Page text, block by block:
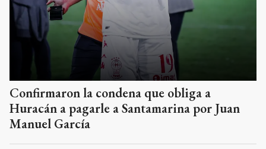
Confirmaron la condena que obliga a
Huracán a pagarle a Santamarina por Juan
Manuel García